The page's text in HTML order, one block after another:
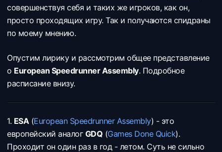
совершенствуя себя и таких же игроков, как он,
просто проходящих игру. Так и получаются спидраны
по моему мнению.
Опустим лирику и рассмотрим общее представление
о European Speedrunner Assembly. Подробное
расписание внизу.
1. ESA(European Speedrunner Assembly) - это
европейский аналог GDQ (Games Done Quick).
Проходит он один раз в год - летом. Суть не сильно